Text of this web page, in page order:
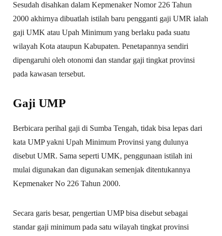
Sesudah disahkan dalam Kepmenaker Nomor 226 Tahun
2000 akhirnya dibuatlah istilah baru pengganti gaji UMR ialah
gaji UMK atau Upah Minimum yang berlaku pada suatu
wilayah Kota ataupun Kabupaten. Penetapannya sendiri
dipengaruhi oleh otonomi dan standar gaji tingkat provinsi
pada kawasan tersebut.
Gaji UMP
Berbicara perihal gaji di Sumba Tengah, tidak bisa lepas dari
kata UMP yakni Upah Minimum Provinsi yang dulunya
disebut UMR. Sama seperti UMK, penggunaan istilah ini
mulai digunakan dan digunakan semenjak ditentukannya
Kepmenaker No 226 Tahun 2000.
Secara garis besar, pengertian UMP bisa disebut sebagai
standar gaji minimum pada satu wilayah tingkat provinsi